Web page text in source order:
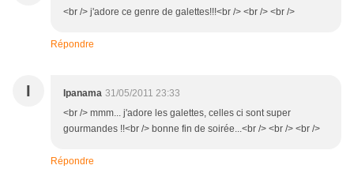
<br /> j'adore ce genre de galettes!!!<br /> <br /> <br />
Répondre
I Ipanama 31/05/2011 23:33
<br /> mmm... j'adore les galettes, celles ci sont super
gourmandes !!<br /> bonne fin de soirée...<br /> <br /> <br />
Répondre